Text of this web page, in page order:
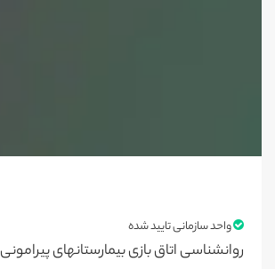
واحد سازمانی تایید شده
روانشناسی اتاق بازی بیمارستانهای پیرامونی